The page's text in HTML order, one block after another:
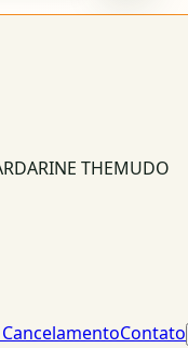
THEMUDO
Contato